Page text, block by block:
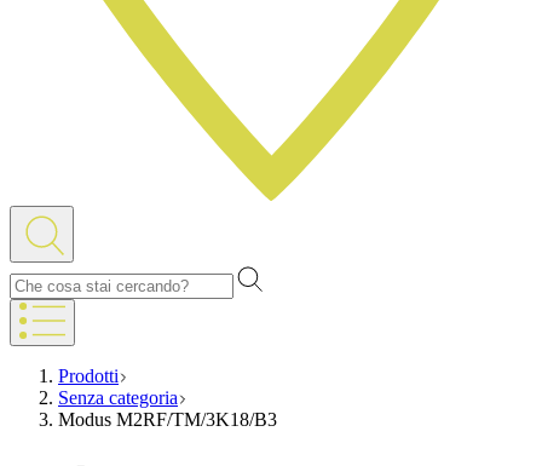
Prodotti
Senza categoria
Modus M2RF/TM/3K18/B3